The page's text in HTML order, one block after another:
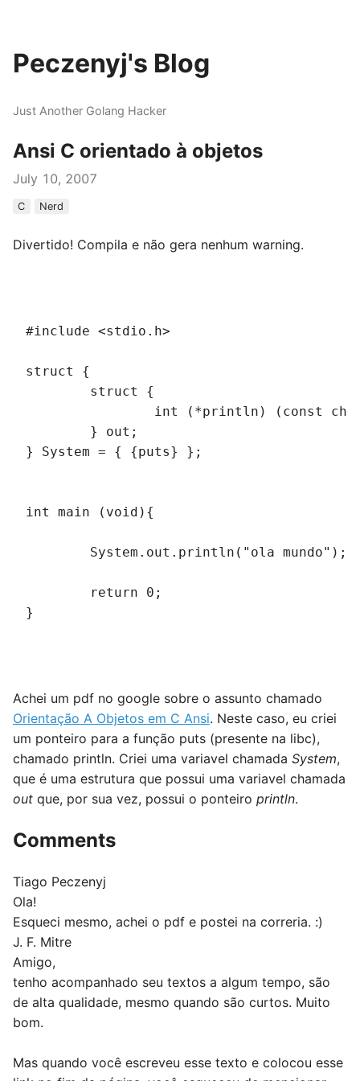
Peczenyj's Blog
Just Another Golang Hacker
Ansi C orientado à objetos
July 10, 2007
C Nerd
Divertido! Compila e não gera nenhum warning.
#include <stdio.h>
struct {
        struct {
int (*println) (const
        } out;
} System = { {puts} };
int main (void){
        System.out.println("ola mundo");
        return 0;
}
Achei um pdf no google sobre o assunto chamado
Orientação A Objetos em C Ansi. Neste caso, eu criei
um ponteiro para a função puts (presente na libc),
chamado println. Criei uma variavel chamada System,
que é uma estrutura que possui uma variavel chamada
out que, por sua vez, possui o ponteiro println.
Comments
Tiago Peczenyj
Ola!
Esqueci mesmo, achei o pdf e postei na correria. :)
J. F. Mitre
Amigo,
tenho acompanhado seu textos a algum tempo, são
de alta qualidade, mesmo quando são curtos. Muito
bom.
Mas quando você escreveu esse texto e colocou esse